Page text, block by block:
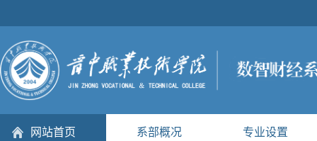
网站首页 系部概况 专业设置